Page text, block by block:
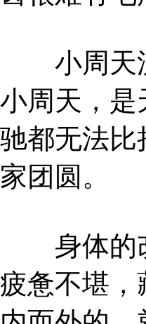
小周天流
小周天，是
驰都无法比
家团圆。
身体的改
疲惫不堪